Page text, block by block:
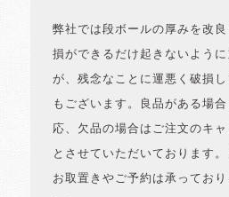
弊社では段ボールの厚みを改
損ができるだけ起きないよう
が、残念なことに運悪く破損
もございます。良品がある場
応、欠品の場合はご注文のキャ
とさせていただいております
お取置きやご予約は承ってお